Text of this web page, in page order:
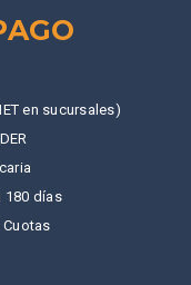
en sucursales)
180 días
Cuotas